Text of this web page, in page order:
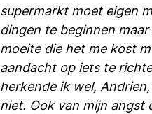
supermarkt moet eigen
dingen te beginnen
moeite die het me kost
aandacht op iets te
herkende ik wel,
niet. Ook van mijn angst